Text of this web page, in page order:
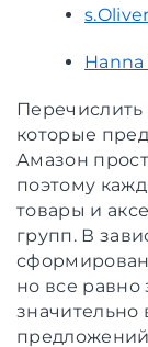
s.Oliver
которые
Амазон
поэтому
товары и
групп. В
но все равно
значительно